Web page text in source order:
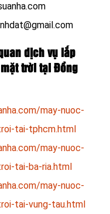
dịch vụ lắp
trời tại Đồng
may-nuoc-
tai-tphcm.html
may-nuoc-
tai-ba-ria.html
may-nuoc-
tai-vung-tau.html